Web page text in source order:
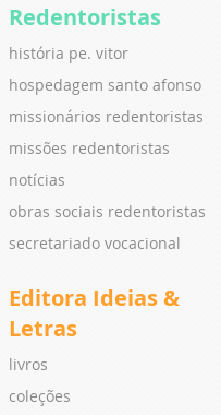
Redentoristas
história pe. vitor
hospedagem santo afonso
missionários redentoristas
missões redentoristas
notícias
obras sociais redentoristas
secretariado vocacional
Editora Ideias &
Letras
livros
coleções